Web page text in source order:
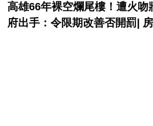
高雄66年裸空爛尾樓！遭火吻
府出手：令限期改善否開罰|